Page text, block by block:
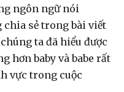
ngôn ngữ nói
chia sẻ trong bài viết
ta đã hiểu được
hơn baby và babe rất
vực trong cuộc